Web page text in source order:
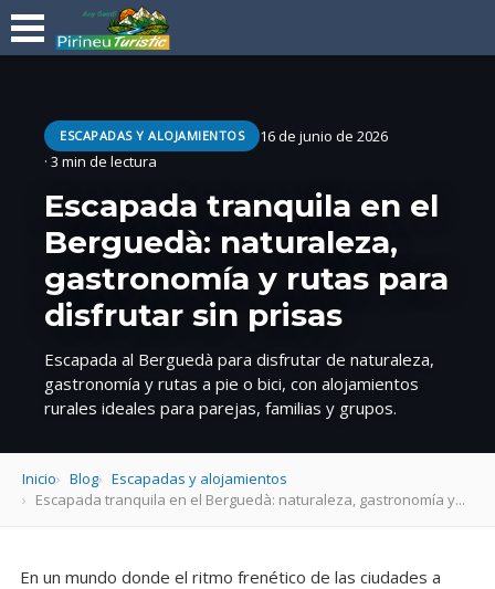
ESCAPADAS Y ALOJAMIENTOS
16 de junio de 2026
· 3 min de lectura
Escapada tranquila en el
Berguedà: naturaleza,
gastronomía y rutas para
disfrutar sin prisas
Escapada al Berguedà para disfrutar de naturaleza,
gastronomía y rutas a pie o bici, con alojamientos
rurales ideales para parejas, familias y grupos.
Inicio Blog
Escapadas y alojamientos
Escapada tranquila en el Berguedà: naturaleza, gastronomía y...
En un mundo donde el ritmo frenético de las ciudades a